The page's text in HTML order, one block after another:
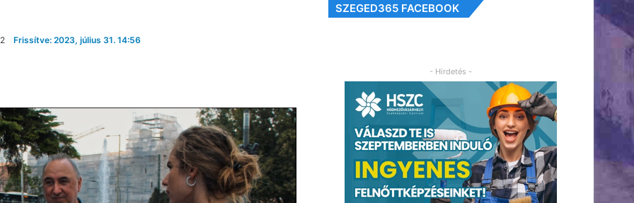
Frissítve: 2023, július 31. 14:56
SZEGED365 FACEBOOK
- Hirdetés -